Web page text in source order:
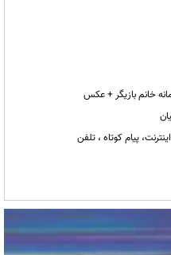
خانم بازیگر + عکس
پیام کوتاه ، تلفن